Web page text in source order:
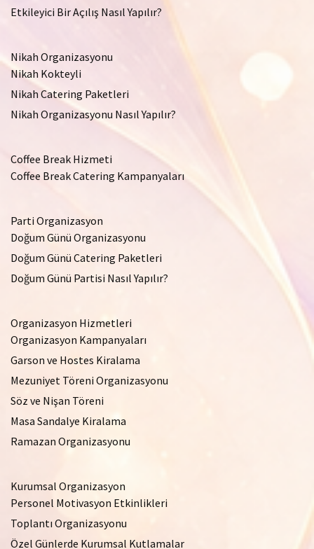
Etkileyici Bir Açılış Nasıl Yapılır?
Nikah Organizasyonu
Nikah Kokteyli
Nikah Catering Paketleri
Nikah Organizasyonu Nasıl Yapılır?
Coffee Break Hizmeti
Coffee Break Catering Kampanyaları
Parti Organizasyon
Doğum Günü Organizasyonu
Doğum Günü Catering Paketleri
Doğum Günü Partisi Nasıl Yapılır?
Organizasyon Hizmetleri
Organizasyon Kampanyaları
Garson ve Hostes Kiralama
Mezuniyet Töreni Organizasyonu
Söz ve Nişan Töreni
Masa Sandalye Kiralama
Ramazan Organizasyonu
Kurumsal Organizasyon
Personel Motivasyon Etkinlikleri
Toplantı Organizasyonu
Özel Günlerde Kurumsal Kutlamalar